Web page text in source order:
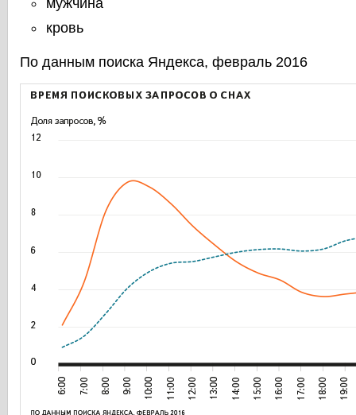
мужчина
кровь
По данным поиска Яндекса, февраль 2016